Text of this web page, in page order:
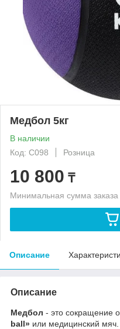
Медбол 5кг
В наличии
Код: С098
Розница
10 800 ₸
Минимальная сумма
Описание
Описание
Медбол - это сокращение
ball» или медицинский